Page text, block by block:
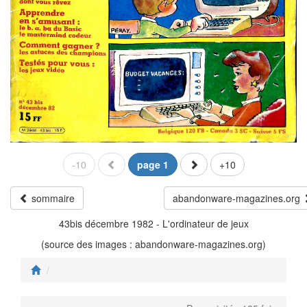
-10 page 1 +10
sommaire
abandonware-magazines.org
43bis décembre 1982 - L'ordinateur de jeux
(source des images : abandonware-magazines.org)